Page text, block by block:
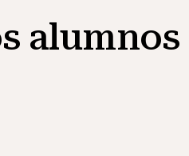
alumnos